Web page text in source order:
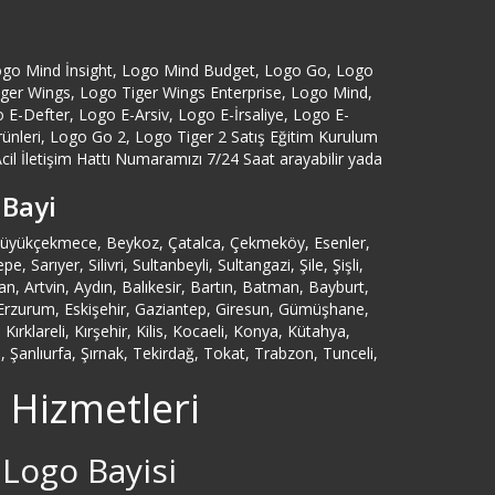
Ataköy Logo Servisi
Ataşehir Logo Servisi
Azerbaycan Logo Servisi
Bağcılar Logo Servisi
Mind İnsight, Logo Mind Budget, Logo Go, Logo
Wings, Logo Tiger Wings Enterprise, Logo Mind,
Defter, Logo E-Arsiv, Logo E-İrsaliye, Logo E-
Logo Go 2, Logo Tiger 2 Satış Eğitim Kurulum
İletişim Hattı Numaramızı 7/24 Saat arayabilir yada
Beykoz, Çatalca, Çekmeköy, Esenler,
Sarıyer, Silivri, Sultanbeyli, Sultangazi, Şile, Şişli,
Artvin, Aydın, Balıkesir, Bartın, Batman, Bayburt,
Eskişehir, Gaziantep, Giresun, Gümüşhane,
Kırşehir, Kilis, Kocaeli, Konya, Kütahya,
Şırnak, Tekirdağ, Tokat, Trabzon, Tunceli,
Bayisi